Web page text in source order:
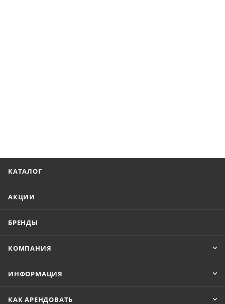
КАТАЛОГ
АКЦИИ
БРЕНДЫ
КОМПАНИЯ
ИНФОРМАЦИЯ
КАК АРЕНДОВАТЬ